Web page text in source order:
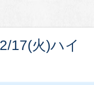
17(火)ハイ